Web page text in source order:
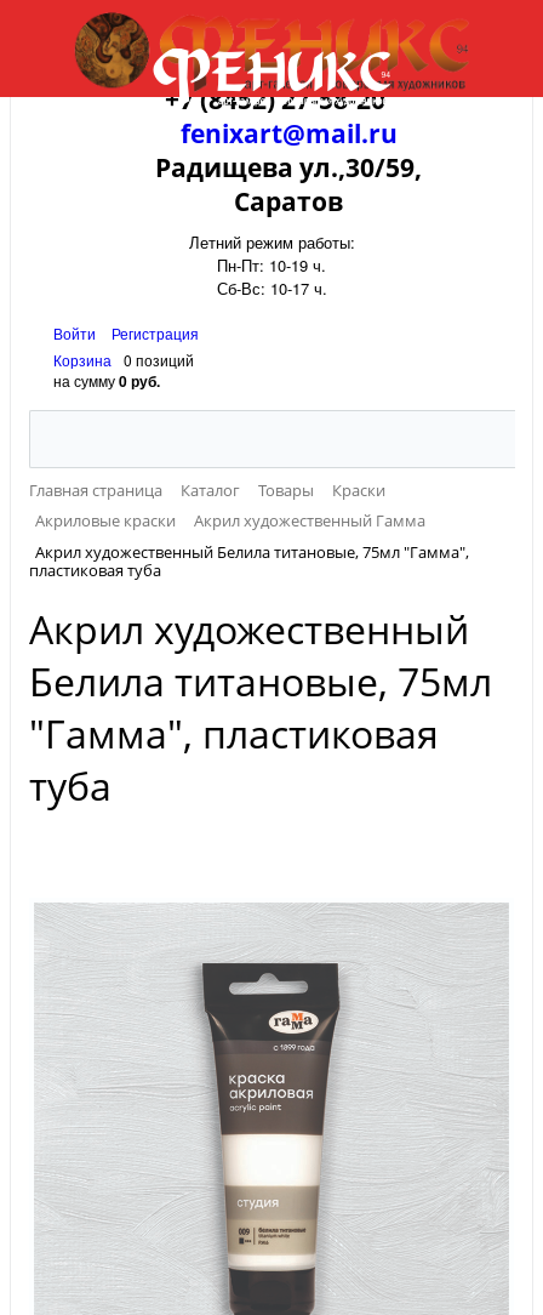
+7 (8452) 27-58-20
fenixart@mail.ru
Радищева ул.,30/59,
Саратов
Летний режим работы:
Пн-Пт: 10-19 ч.
Сб-Вс: 10-17 ч.
Войти
Регистрация
Корзина
0 позиций
на сумму0 руб.
Главная страница Каталог Товары
Краски
Акриловые краски
Акрил художественный Гамма
Акрил художественный Белила титановые, 75мл "Гамма",
пластиковая туба
Акрил художественный
Белила титановые, 75мл
"Гамма", пластиковая
туба